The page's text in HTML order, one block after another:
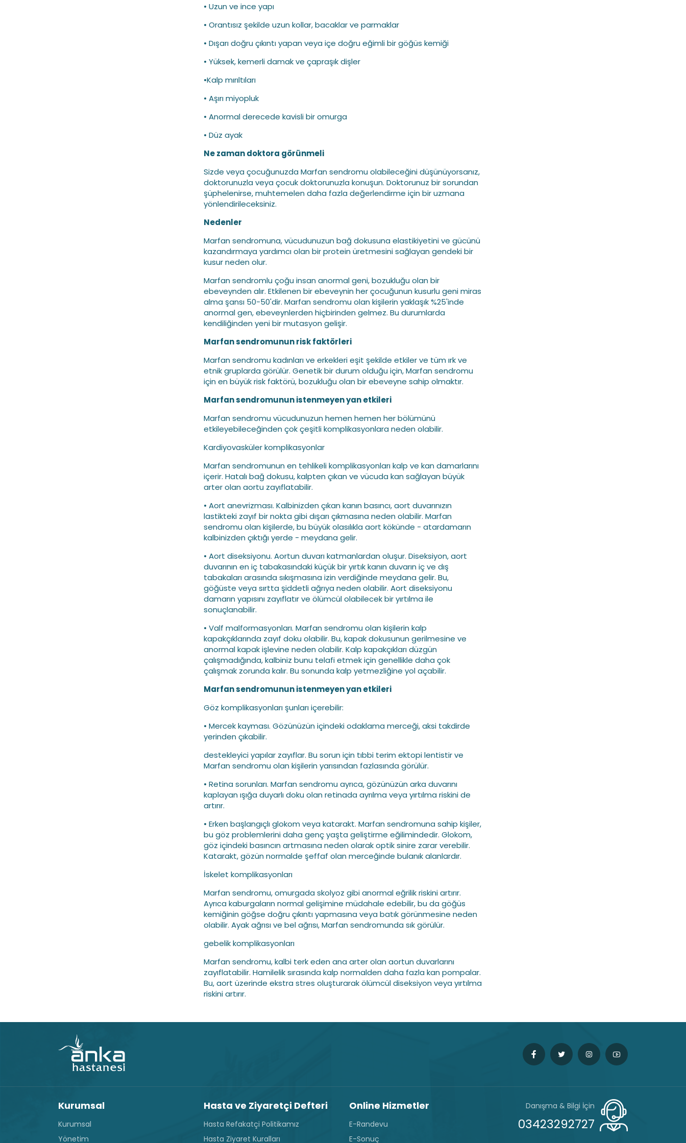
• Uzun ve ince yapı
• Orantısız şekilde uzun kollar, bacaklar ve parmaklar
• Dışarı doğru çıkıntı yapan veya içe doğru eğimli bir göğüs kemiği
• Yüksek, kemerli damak ve çapraşık dişler
•Kalp mırıltıları
• Aşırı miyopluk
• Anormal derecede kavisli bir omurga
• Düz ayak
Ne zaman doktora görünmeli
Sizde veya çocuğunuzda Marfan sendromu olabileceğini düşünüyorsanız,
doktorunuzla veya çocuk doktorunuzla konuşun. Doktorunuz bir sorundan
şüphelenirse, muhtemelen daha fazla değerlendirme için bir uzmana
yönlendirileceksiniz.
Nedenler
Marfan sendromuna, vücudunuzun bağ dokusuna elastikiyetini ve gücünü
kazandırmaya yardımcı olan bir protein üretmesini sağlayan gendeki bir
kusur neden olur.
Marfan sendromlu çoğu insan anormal geni, bozukluğu olan bir
ebeveynden alır. Etkilenen bir ebeveynin her çocuğunun kusurlu geni miras
alma şansı 50-50'dir. Marfan sendromu olan kişilerin yaklaşık %25'inde
anormal gen, ebeveynlerden hiçbirinden gelmez. Bu durumlarda
kendiliğinden yeni bir mutasyon gelişir.
Marfan sendromunun risk faktörleri
Marfan sendromu kadınları ve erkekleri eşit şekilde etkiler ve tüm ırk ve
etnik gruplarda görülür. Genetik bir durum olduğu için, Marfan sendromu
için en büyük risk faktörü, bozukluğu olan bir ebeveyne sahip olmaktır.
Marfan sendromunun istenmeyen yan etkileri
Marfan sendromu vücudunuzun hemen hemen her bölümünü
etkileyebileceğinden çok çeşitli komplikasyonlara neden olabilir.
Kardiyovasküler komplikasyonlar
Marfan sendromunun en tehlikeli komplikasyonları kalp ve kan damarlarını
içerir. Hatalı bağ dokusu, kalpten çıkan ve vücuda kan sağlayan büyük
arter olan aortu zayıflatabilir.
• Aort anevrizması. Kalbinizden çıkan kanın basıncı, aort duvarınızın
lastikteki zayıf bir nokta gibi dışarı çıkmasına neden olabilir. Marfan
sendromu olan kişilerde, bu büyük olasılıkla aort kökünde - atardamarın
kalbinizden çıktığı yerde - meydana gelir.
• Aort diseksiyonu. Aortun duvarı katmanlardan oluşur. Diseksiyon, aort
duvarının en iç tabakasındaki küçük bir yırtık kanın duvarın iç ve dış
tabakaları arasında sıkışmasına izin verdiğinde meydana gelir. Bu,
göğüste veya sırtta şiddetli ağrıya neden olabilir. Aort diseksiyonu
damarın yapısını zayıflatır ve ölümcül olabilecek bir yırtılma ile
sonuçlanabilir.
• Valf malformasyonları. Marfan sendromu olan kişilerin kalp
kapakçıklarında zayıf doku olabilir. Bu, kapak dokusunun gerilmesine ve
anormal kapak işlevine neden olabilir. Kalp kapakçıkları düzgün
çalışmadığında, kalbiniz bunu telafi etmek için genellikle daha çok
çalışmak zorunda kalır. Bu sonunda kalp yetmezliğine yol açabilir.
Marfan sendromunun istenmeyen yan etkileri
Göz komplikasyonları şunları içerebilir:
• Mercek kayması. Gözünüzün içindeki odaklama merceği, aksi takdirde
yerinden çıkabilir.
destekleyici yapılar zayıflar. Bu sorun için tıbbi terim ektopi lentistir ve
Marfan sendromu olan kişilerin yarısından fazlasında görülür.
• Retina sorunları. Marfan sendromu ayrıca, gözünüzün arka duvarını
kaplayan ışığa duyarlı doku olan retinada ayrılma veya yırtılma riskini de
artırır.
• Erken başlangıçlı glokom veya katarakt. Marfan sendromuna sahip kişiler,
bu göz problemlerini daha genç yaşta geliştirme eğilimindedir. Glokom,
göz içindeki basıncın artmasına neden olarak optik sinire zarar verebilir.
Katarakt, gözün normalde şeffaf olan merceğinde bulanık alanlardır.
İskelet komplikasyonları
Marfan sendromu, omurgada skolyoz gibi anormal eğrilik riskini artırır.
Ayrıca kaburgaların normal gelişimine müdahale edebilir, bu da göğüs
kemiğinin göğse doğru çıkıntı yapmasına veya batık görünmesine neden
olabilir. Ayak ağrısı ve bel ağrısı, Marfan sendromunda sık görülür.
gebelik komplikasyonları
Marfan sendromu, kalbi terk eden ana arter olan aortun duvarlarını
zayıflatabilir. Hamilelik sırasında kalp normalden daha fazla kan pompalar.
Bu, aort üzerinde ekstra stres oluşturarak ölümcül diseksiyon veya yırtılma
riskini artırır.
Kurumsal
Kurumsal
Yönetim
Hasta ve Ziyaretçi Defteri
Hasta Refakatçi Politikamız
Hasta Ziyaret Kuralları
Online Hizmetler
E-Randevu
E-Sonuç
Danışma & Bilgi İçin
03423292727